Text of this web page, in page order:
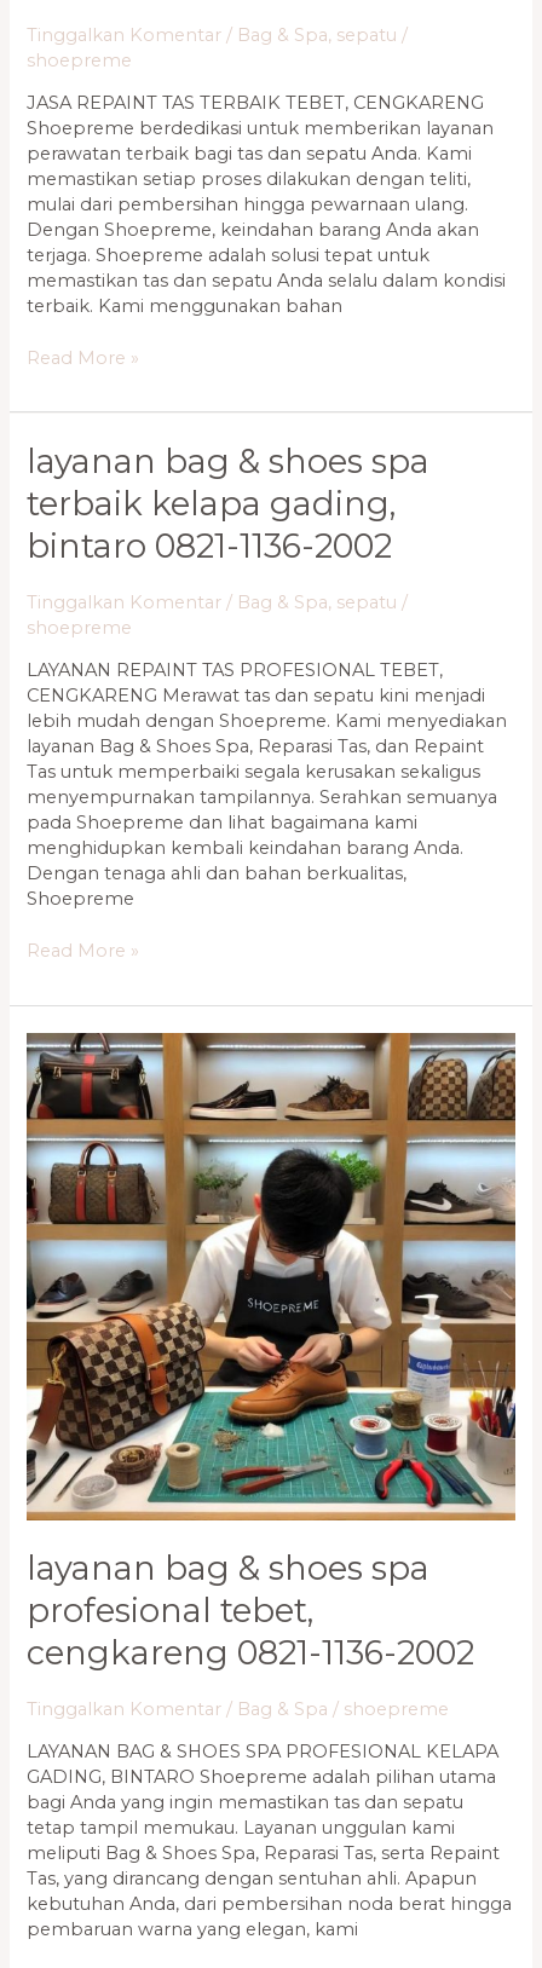
Tinggalkan Komentar / Bag & Spa, sepatu /
shoepreme
JASA REPAINT TAS TERBAIK TEBET, CENGKARENG
Shoepreme berdedikasi untuk memberikan layanan
perawatan terbaik bagi tas dan sepatu Anda. Kami
memastikan setiap proses dilakukan dengan teliti,
mulai dari pembersihan hingga pewarnaan ulang.
Dengan Shoepreme, keindahan barang Anda akan
terjaga. Shoepreme adalah solusi tepat untuk
memastikan tas dan sepatu Anda selalu dalam kondisi
terbaik. Kami menggunakan bahan
Read More »
layanan bag & shoes spa
terbaik kelapa gading,
bintaro 0821-1136-2002
Tinggalkan Komentar / Bag & Spa, sepatu /
shoepreme
LAYANAN REPAINT TAS PROFESIONAL TEBET,
CENGKARENG Merawat tas dan sepatu kini menjadi
lebih mudah dengan Shoepreme. Kami menyediakan
layanan Bag & Shoes Spa, Reparasi Tas, dan Repaint
Tas untuk memperbaiki segala kerusakan sekaligus
menyempurnakan tampilannya. Serahkan semuanya
pada Shoepreme dan lihat bagaimana kami
menghidupkan kembali keindahan barang Anda.
Dengan tenaga ahli dan bahan berkualitas,
Shoepreme
Layanan
Bag
&
Spa
Kelapa
Gading,
0821-
1136-
2002
Read More »
layanan bag & shoes spa
profesional tebet,
cengkareng 0821-1136-2002
Tinggalkan Komentar / Bag & Spa / shoepreme
LAYANAN BAG & SHOES SPA PROFESIONAL KELAPA
GADING, BINTARO Shoepreme adalah pilihan utama
bagi Anda yang ingin memastikan tas dan sepatu
tetap tampil memukau. Layanan unggulan kami
meliputi Bag & Shoes Spa, Reparasi Tas, serta Repaint
Tas, yang dirancang dengan sentuhan ahli. Apapun
kebutuhan Anda, dari pembersihan noda berat hingga
pembaruan warna yang elegan, kami
Layanan
Bag
&
Shoes
Spa
Profesional
Tebet,
Cengkareng
0821-
1136-
2002